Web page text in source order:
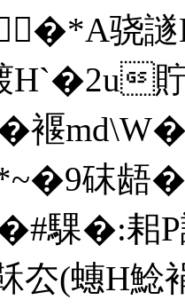
骁譢
貯
褗
砞龉�
騍�:耜P
(蟪H鯰